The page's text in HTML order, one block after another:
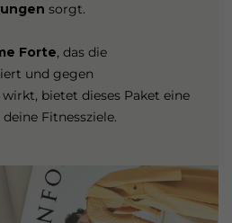
sorgt.
Forte, das die
und gegen
bietet dieses Paket eine
Fitnessziele.